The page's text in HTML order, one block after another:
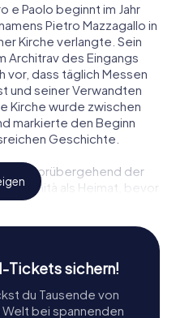
e Paolo beginnt im Jahr
Pietro Mazzagallo in
Kirche verlangte. Sein
des Eingangs
vor, dass täglich Messen
und seiner Verwandten
Kirche wurde zwischen
markierte den Beginn
Geschichte.
vorübergehend der
Trinità als Heimat, bevor
in der Nähe des
und später zu
Priester des Oratoriums
Kirche an der Riva Vena
Tickets sichern!
du Tausende von
bei spannenden